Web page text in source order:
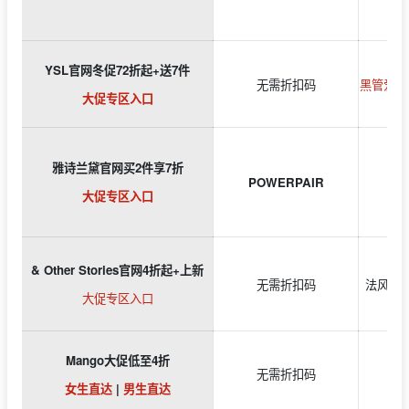
YSL官网冬促72折起+送7件
大促专区入口
无需折扣码 黑管爱
雅诗兰黛官网买2件享7折
大促专区入口
POWERPAIR
& Other Stories官网4折起+上新
大促专区入口
无需折扣码 法风条
Mango大促低至4折
女生直达| 男生直达
无需折扣码